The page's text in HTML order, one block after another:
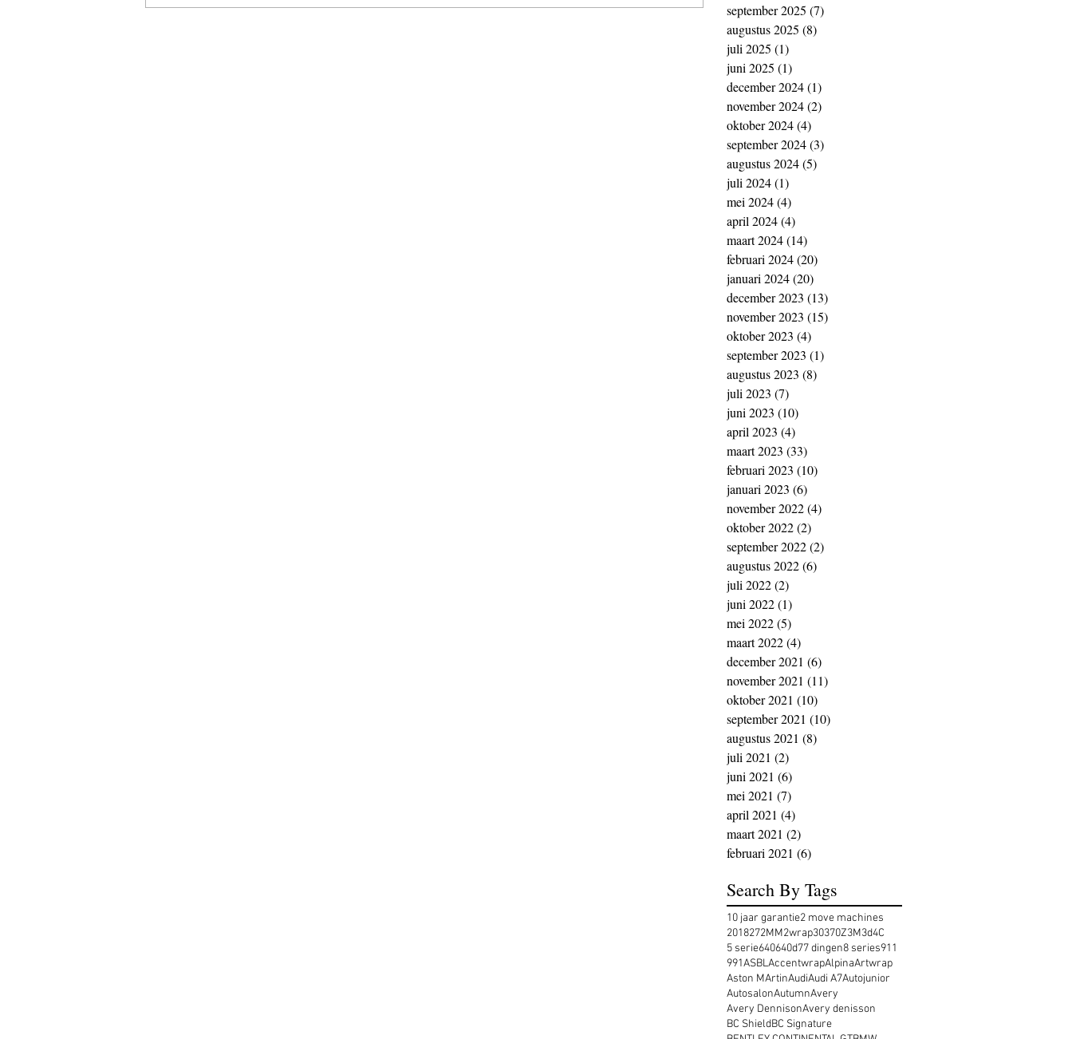
september 2025 (7)
augustus 2025 (8)
juli 2025 (1)
juni 2025 (1)
december 2024(1)
november 2024(2)
oktober 2024(4)
september 2024(3)
augustus 2024(5)
juli 2024(1)
mei 2024(4)
april 2024(4)
maart 2024(14)
februari 2024(20)
januari 2024(20)
december 2023 (13)
november 2023 (15)
oktober 2023 (4)
september 2023 (1)
augustus 2023 (8)
juli 2023 (7)
juni 2023 (10)
april 2023 (4)
maart 2023 (33)
februari 2023 (10)
januari 2023 (6)
november 2022(4)
oktober 2022(2)
september 2022(2)
augustus 2022(6)
juli 2022(2)
juni 2022(1)
mei 2022(5)
maart 2022(4)
december 2021 (6)
november 2021 (11)
oktober 2021 (10)
september 2021 (10)
augustus 2021 (8)
juli 2021 (2)
juni 2021 (6)
mei 2021 (7)
april 2021 (4)
maart 2021 (2)
februari 2021 (6)
Search By Tags
10 jaar garantie2 move machines
2018272MM2wrap30370Z3M3d4C
5 serie640640d77 dingen8 series911
991ASBLAccentwrapAlpinaArtwrap
Aston MArtinAudiAudi A7Autojunior
AutosalonAutumnAvery
Avery DennisonAvery denisson
BC ShieldBC Signature